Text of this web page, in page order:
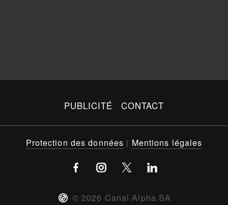
PUBLICITÉ CONTACT
© 2026 Canal Alpha SA
Protection des données | Mentions légales